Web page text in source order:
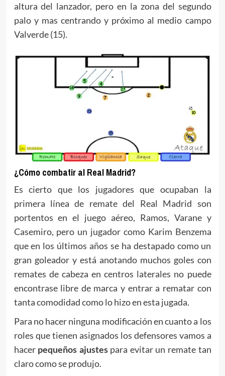
altura del lanzador, pero en la zona del segundo
palo y mas centrando y próximo al medio campo
Valverde (15).
¿Cómo combatir al Real Madrid?
Es cierto que los jugadores que ocupaban la
primera línea de remate del Real Madrid son
portentos en el juego aéreo, Ramos, Varane y
Casemiro, pero un jugador como Karim Benzema
que en los últimos años se ha destapado como un
gran goleador y está anotando muchos goles con
remates de cabeza en centros laterales no puede
encontrase libre de marca y entrar a rematar con
tanta comodidad como lo hizo en esta jugada.
Para no hacer ninguna modificación en cuanto a los
roles que tienen asignados los defensores vamos a
hacer pequeños ajustespara evitar un remate tan
claro como se produjo.